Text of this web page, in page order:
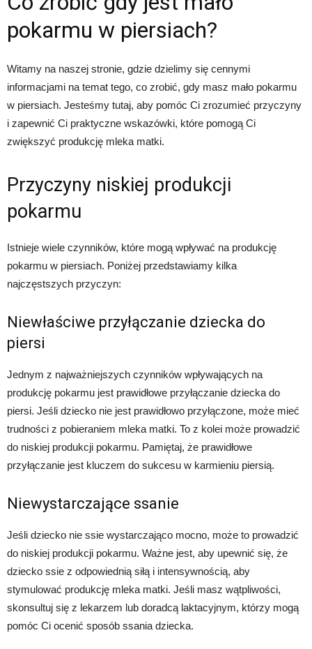
pokarmu w piersiach?
Witamy na naszej stronie, gdzie dzielimy się cennymi
informacjami na temat tego, co zrobić, gdy masz mało pokarmu
w piersiach. Jesteśmy tutaj, aby pomóc Ci zrozumieć przyczyny
i zapewnić Ci praktyczne wskazówki, które pomogą Ci
zwiększyć produkcję mleka matki.
Przyczyny niskiej produkcji
pokarmu
Istnieje wiele czynników, które mogą wpływać na produkcję
pokarmu w piersiach. Poniżej przedstawiamy kilka
najczęstszych przyczyn:
Niewłaściwe przyłączanie dziecka do
piersi
Jednym z najważniejszych czynników wpływających na
produkcję pokarmu jest prawidłowe przyłączanie dziecka do
piersi. Jeśli dziecko nie jest prawidłowo przyłączone, może mieć
trudności z pobieraniem mleka matki. To z kolei może prowadzić
do niskiej produkcji pokarmu. Pamiętaj, że prawidłowe
przyłączanie jest kluczem do sukcesu w karmieniu piersią.
Niewystarczające ssanie
Jeśli dziecko nie ssie wystarczająco mocno, może to prowadzić
do niskiej produkcji pokarmu. Ważne jest, aby upewnić się, że
dziecko ssie z odpowiednią siłą i intensywnością, aby
stymulować produkcję mleka matki. Jeśli masz wątpliwości,
skonsultuj się z lekarzem lub doradcą laktacyjnym, którzy mogą
pomóc Ci ocenić sposób ssania dziecka.